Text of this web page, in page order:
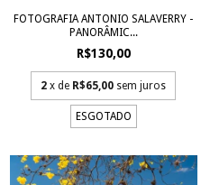
FOTOGRAFIA ANTONIO SALAVERRY -
PANORÂMIC...
R$130,00
2 x de R$65,00 sem juros
ESGOTADO